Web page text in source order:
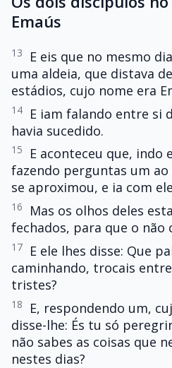
Emaús
13
E eis que no mesmo
uma aldeia, que distava
estádios, cujo nome era
14
E iam falando entre si
havia sucedido.
15
E aconteceu que, indo
fazendo perguntas um
se aproximou, e ia com
16
Mas os olhos deles
fechados, para que o não
17
E ele lhes disse: Que
caminhando, trocais
tristes?
18
E, respondendo um,
disse-lhe: És tu só
não sabes as coisas que
nestes dias?